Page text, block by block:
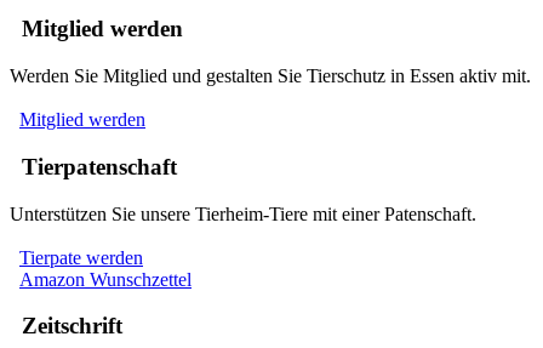
Mitglied werden
Werden Sie Mitglied und gestalten Sie Tierschutz in Essen aktiv mit.
Mitglied werden
Tierpatenschaft
Unterstützen Sie unsere Tierheim-Tiere mit einer Patenschaft.
Tierpate werden
Amazon Wunschzettel
Zeitschrift